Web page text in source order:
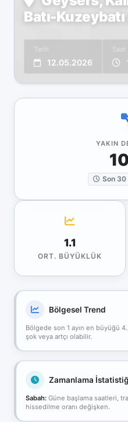
Batı-Kuzeybatı
Tarih
12.05.2026
Saat
YAKIN
Son 30
1.1
ORT. BÜYÜKLÜK
Bölgesel Trend
Bölgede son 1 ayın en büyüğü
şok veya artçı olabilir.
Zamanlama
Sabah: Güne başlama saatleri,
hissedilme oranı değişken.